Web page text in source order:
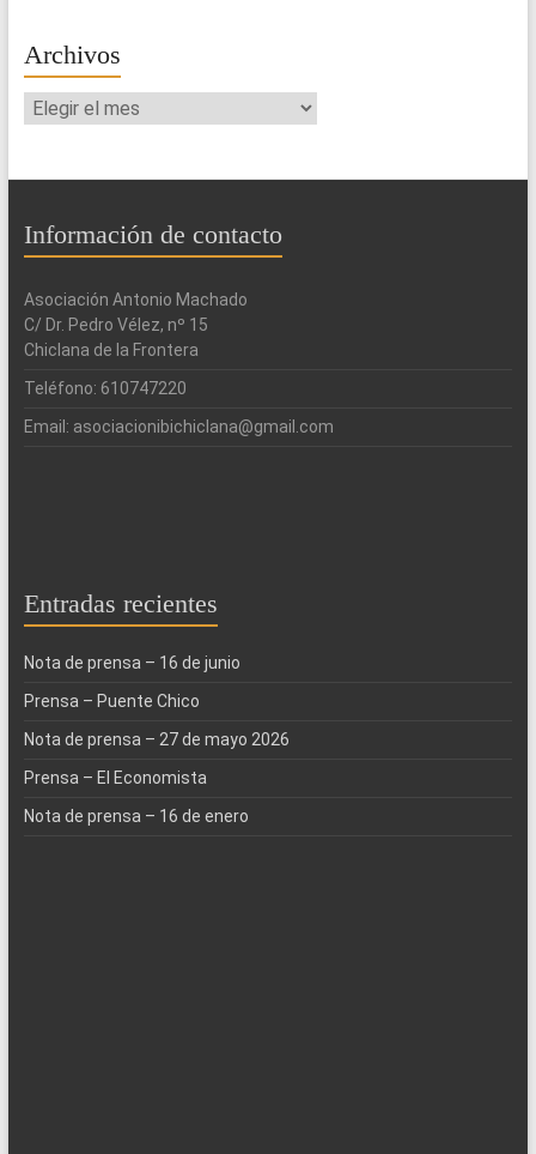
Archivos
Archivos
Información de contacto
Asociación Antonio Machado
C/ Dr. Pedro Vélez, nº 15
Chiclana de la Frontera
Teléfono: 610747220
Email: asociacionibichiclana@gmail.com
Entradas recientes
Nota de prensa – 16 de junio
Prensa – Puente Chico
Nota de prensa – 27 de mayo 2026
Prensa – El Economista
Nota de prensa – 16 de enero